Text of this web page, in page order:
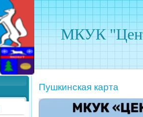
МКУК
Пушкинская карта